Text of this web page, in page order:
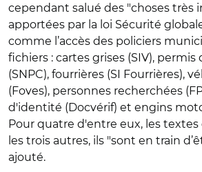
cependant salué des "choses très
apportées par la loi Sécurité
comme l’accès des policiers
fichiers : cartes grises (SIV),
(SNPC), fourrières (SI Fourrières),
(Foves), personnes recherchées
d'identité (Docvérif) et engins
Pour quatre d'entre eux, les
les trois autres, ils "sont en train
ajouté.